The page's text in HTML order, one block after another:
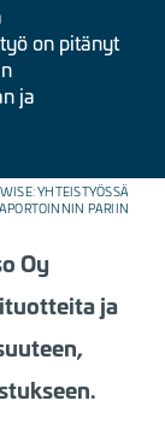
on pitänyt
ja
YHTEISTYÖSSÄ
PARIIN
Oy
ja